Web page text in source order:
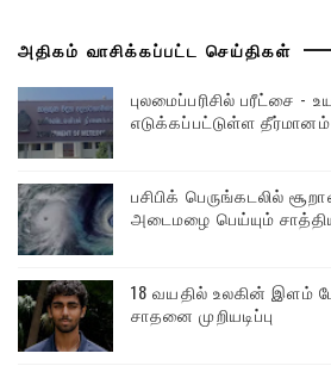
அதிகம் வாசிக்கப்பட்ட செய்திகள்
புலமைப்பரிசில் பரீட்சை -
எடுக்கப்பட்டுள்ள தீர்மானம்
பசிபிக் பெருங்கடலில்
அடைமழை பெய்யும்
18 வயதில் உலகின் இளம்
சாதனை முறியடிப்பு